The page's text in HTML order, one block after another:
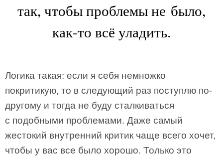
так, чтобы проблемы не было,
как-то всё уладить.
Логика такая: если я себя немножко
покритикую, то в следующий раз поступлю по-
другому и тогда не буду сталкиваться
с подобными проблемами. Даже самый
жестокий внутренний критик чаще всего хочет,
чтобы у вас все было хорошо. Только это